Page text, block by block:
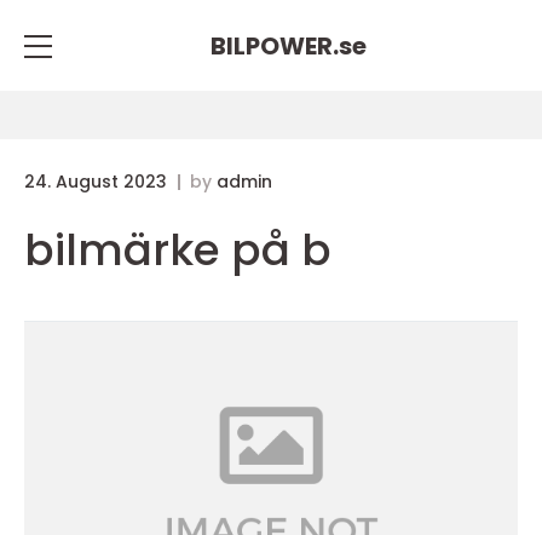
BILPOWER.se
24. August 2023 by admin
bilmärke på b